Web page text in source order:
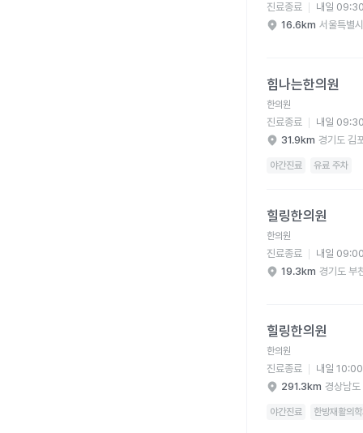
진료종료
내일
16.6km 서울특별
힘나는한의원
한의원
진료종료
내일
31.9km 경기도 김
야간진료 유료 주차
힐링한의원
한의원
진료종료
내일
19.3km 경기도 부
힐링한의원
한의원
진료종료
내일
291.3km 경상남
야간진료 한방재활의